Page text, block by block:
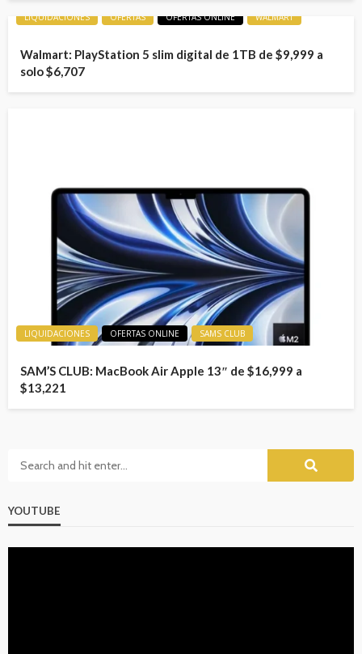
LIQUIDACIONES OFERTAS OFERTAS ONLINE WALMART
Walmart: PlayStation 5 slim digital de 1TB de $9,999 a
solo $6,707
LIQUIDACIONES OFERTAS ONLINE SAMS CLUB
SAM’S CLUB: MacBook Air Apple 13″ de $16,999 a
$13,221
YOUTUBE